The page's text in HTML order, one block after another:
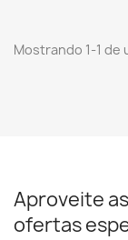
Mostrando 1-1 de
Aproveite
ofertas